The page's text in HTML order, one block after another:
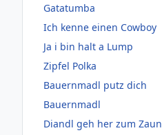
Gatatumba
Ich kenne einen Cowboy
Ja i bin halt a Lump
Zipfel Polka
Bauernmadl putz dich
Bauernmadl
Diandl geh her zum Zaun